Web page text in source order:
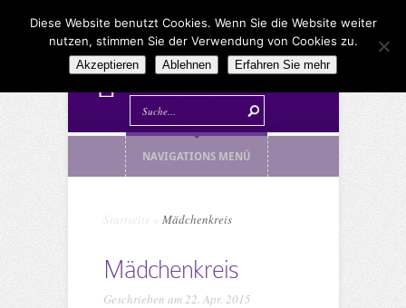
NAVIGATIONS MENÜ
Startseite Mädchenkreis
Mädchenkreis
Geschrieben am 22. Apr. 2015
Diese Website benutzt Cookies. Wenn Sie die Website weiter
nutzen, stimmen Sie der Verwendung von Cookies zu.
Akzeptieren Ablehnen Erfahren Sie mehr